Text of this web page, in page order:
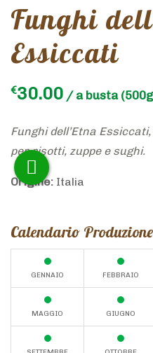
Funghi
Essiccati
€30.00 / a busta(500g
Funghi dell’Etna
per risotti, zuppe e sughi.
Origine: Italia
Calendario Produzione
GENNAIO FEBBRAIO
MAGGIO GIUGNO